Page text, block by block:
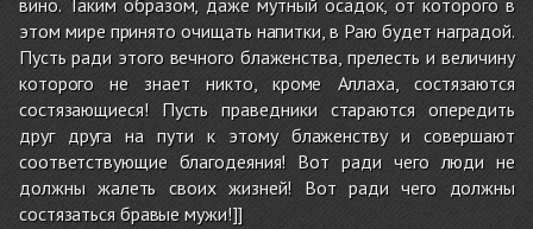
вино. Таким образом, даже мутный осадок, от которого в
этом мире принято очищать напитки, в Раю будет наградой.
Пусть ради этого вечного блаженства, прелесть и величину
которого не знает никто, кроме Аллаха, состязаются
состязающиеся! Пусть праведники стараются опередить
друг друга на пути к этому блаженству и совершают
соответствующие благодеяния! Вот ради чего люди не
должны жалеть своих жизней! Вот ради чего должны
состязаться бравые мужи!]]